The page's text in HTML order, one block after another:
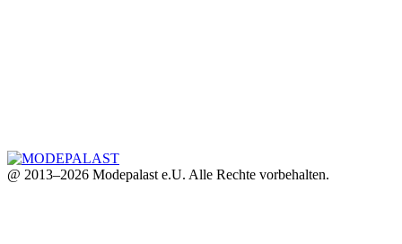
@ 2013–2026 Modepalast e.U. Alle Rechte vorbehalten.